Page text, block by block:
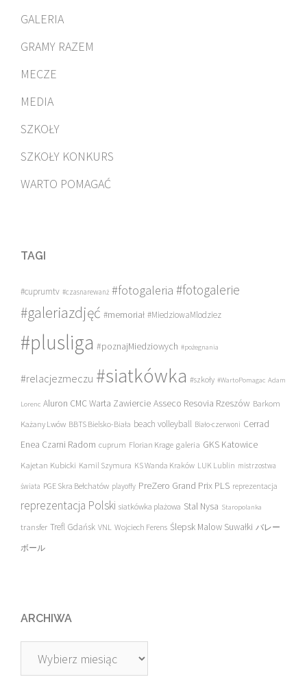
GALERIA
GRAMY RAZEM
MECZE
MEDIA
SZKOŁY
SZKOŁY KONKURS
WARTO POMAGAĆ
TAGI
#cuprumtv #czasnarewanż #fotogaleria #fotogalerie
#galeriazdjęć #memoriał #MiedziowaMlodziez
#plusliga #poznajMiedziowych #pożegnania
#relacjezmeczu #siatkówka #szkoły #WartoPomagac Adam
Lorenc Aluron CMC Warta Zawiercie Asseco Resovia Rzeszów Barkom
Każany Lwów BBTS Bielsko-Biała beach volleyball Biało-czerwoni Cerrad
Enea Czarni Radom cuprum Florian Krage galeria GKS Katowice
Kajetan Kubicki Kamil Szymura KS Wanda Kraków LUK Lublin mistrzostwa
świata PGE Skra Bełchatów playoffy PreZero Grand Prix PLS reprezentacja
reprezentacja Polski siatkówka plażowa Stal Nysa Staropolanka
transfer Trefl Gdańsk VNL Wojciech Ferens Ślepsk Malow Suwałki バレー
ボール
ARCHIWA
Archiwa